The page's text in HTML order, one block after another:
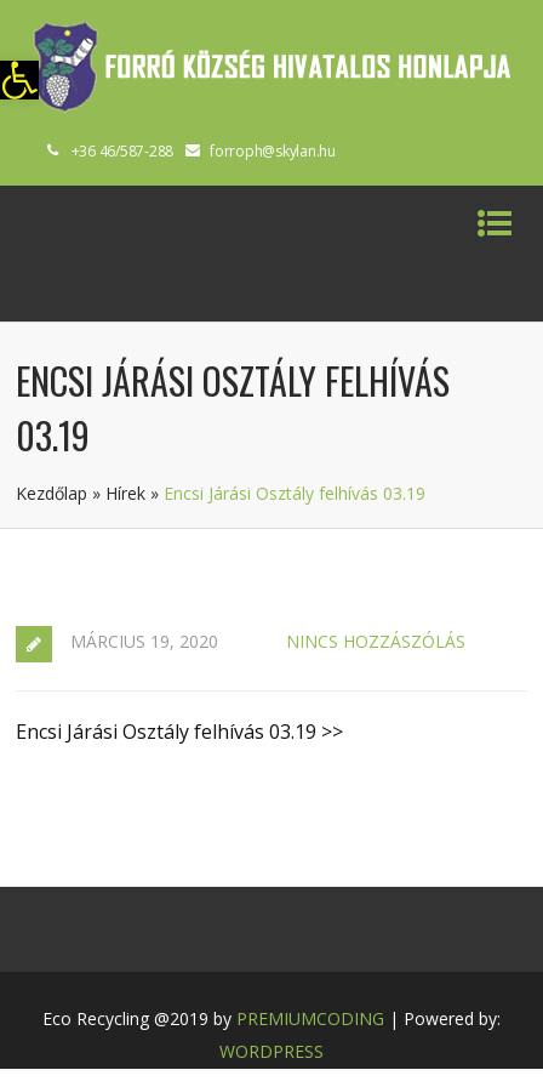
Eszköztár megnyitása
+36 46/587-288 forroph@skylan.hu
ENCSI JÁRÁSI OSZTÁLY FELHÍVÁS
03.19
Kezdőlap » Hírek » Encsi Járási Osztály felhívás 03.19
MÁRCIUS 19, 2020 NINCS HOZZÁSZÓLÁS
Encsi Járási Osztály felhívás 03.19 >>
Eco Recycling @2019 by PREMIUMCODING | Powered by:
WORDPRESS